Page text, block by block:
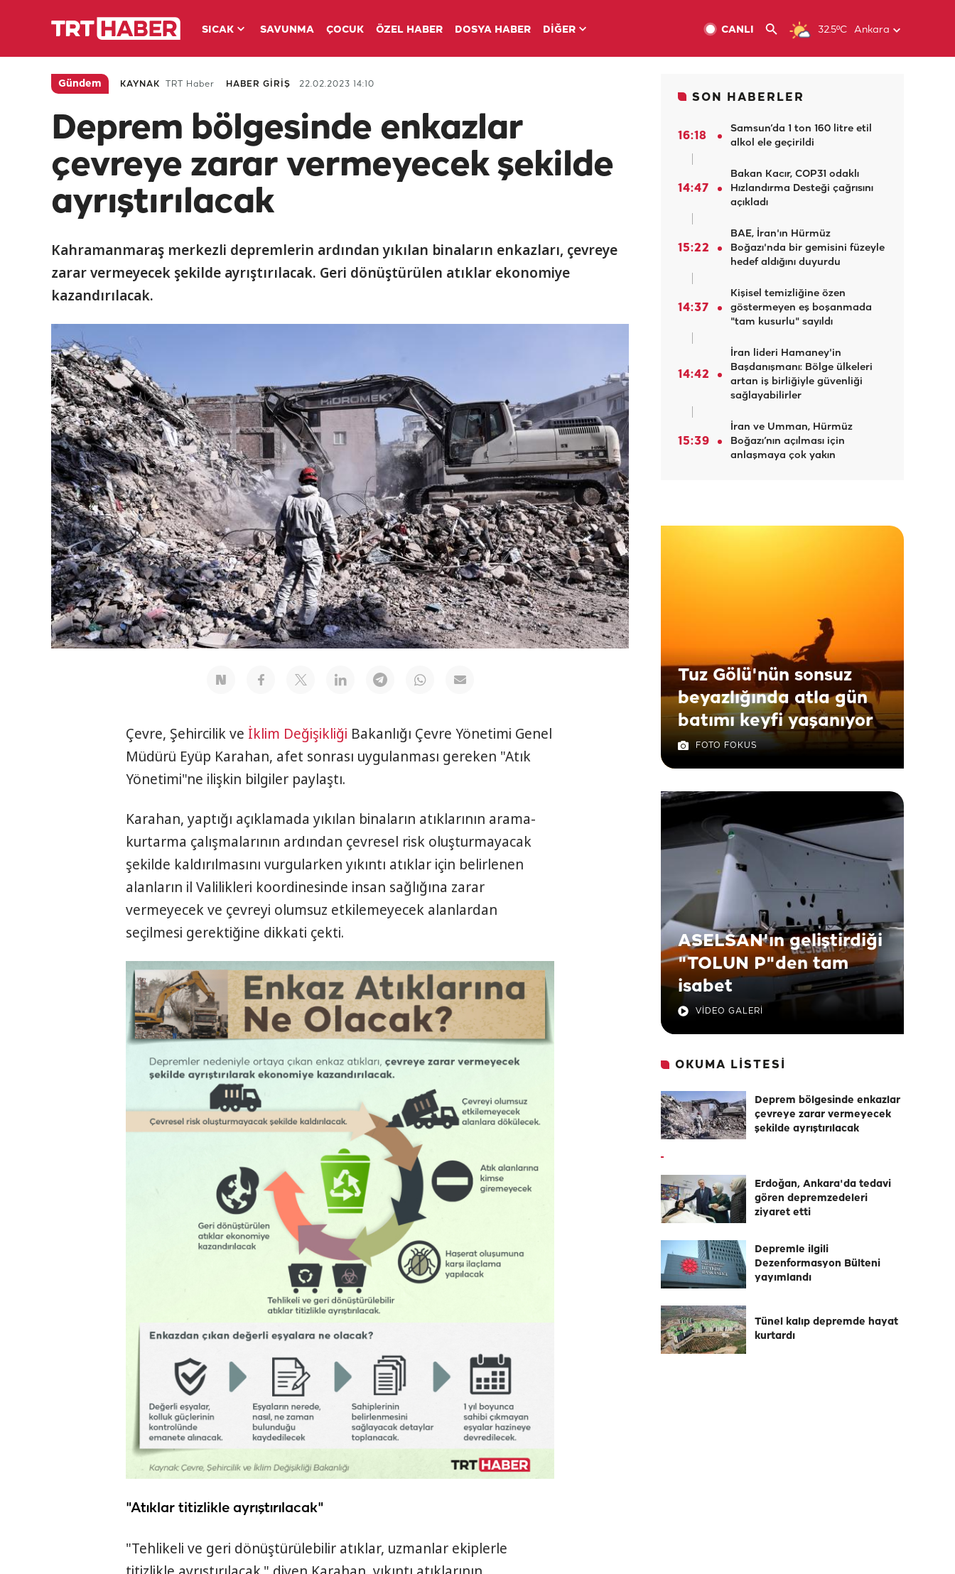
SICAK SAVUNMA ÇOCUK ÖZEL HABER DOSYA HABER DİĞER 32.5ºC Ankara
CANLI
Gündem KAYNAK TRT Haber HABER GİRİŞ 22.02.2023 14:10
Deprem bölgesinde enkazlar
çevreye zarar vermeyecek şekilde
ayrıştırılacak
Kahramanmaraş merkezli depremlerin ardından yıkılan binaların enkazları, çevreye
zarar vermeyecek şekilde ayrıştırılacak. Geri dönüştürülen atıklar ekonomiye
kazandırılacak.
Çevre, Şehircilik ve İklim Değişikliği Bakanlığı Çevre Yönetimi Genel
Müdürü Eyüp Karahan, afet sonrası uygulanması gereken "Atık
Yönetimi"ne ilişkin bilgiler paylaştı.
Karahan, yaptığı açıklamada yıkılan binaların atıklarının arama-
kurtarma çalışmalarının ardından çevresel risk oluşturmayacak
şekilde kaldırılmasını vurgularken yıkıntı atıklar için belirlenen
alanların il Valilikleri koordinesinde insan sağlığına zarar
vermeyecek ve çevreyi olumsuz etkilemeyecek alanlardan
seçilmesi gerektiğine dikkati çekti.
"Atıklar titizlikle ayrıştırılacak"
"Tehlikeli ve geri dönüştürülebilir atıklar, uzmanlar ekiplerle
SON HABERLER
16:18
Samsun’da 1 ton 160 litre etil
alkol ele geçirildi
14:47
Bakan Kacır, COP31 odaklı
Hızlandırma Desteği çağrısını
açıkladı
15:22
BAE, İran'ın Hürmüz
Boğazı'nda bir gemisini füzeyle
hedef aldığını duyurdu
14:37
Kişisel temizliğine özen
göstermeyen eş boşanmada
"tam kusurlu" sayıldı
14:42
İran lideri Hamaney'in
Başdanışmanı: Bölge ülkeleri
artan iş birliğiyle güvenliği
sağlayabilirler
15:39
İran ve Umman, Hürmüz
Boğazı’nın açılması için
anlaşmaya çok yakın
Tuz Gölü'nün sonsuz
beyazlığında atla gün
batımı keyfi yaşanıyor
FOTO FOKUS
ASELSAN'ın geliştirdiği
"TOLUN P"den tam
isabet
VİDEO GALERİ
OKUMA LİSTESİ
Deprem bölgesinde enkazlar
çevreye zarar vermeyecek
şekilde ayrıştırılacak
Erdoğan, Ankara'da tedavi
gören depremzedeleri
ziyaret etti
Depremle ilgili
Dezenformasyon Bülteni
yayımlandı
Tünel kalıp depremde hayat
kurtardı